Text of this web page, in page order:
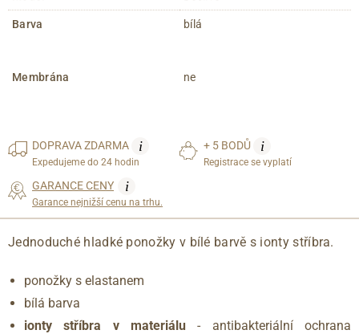
Barva bílá
Membrána ne
DOPRAVAZDARMA i
Expedujeme do 24 hodin
+ 5 BODŮ i
Registrace se vyplatí
GARANCE CENY i
Garance nejnižší cenu na trhu.
Jednoduché hladké ponožky v bílé barvě s ionty stříbra.
ponožky s elastanem
bílá barva
ionty stříbra v materiálu - antibakteriální ochrana